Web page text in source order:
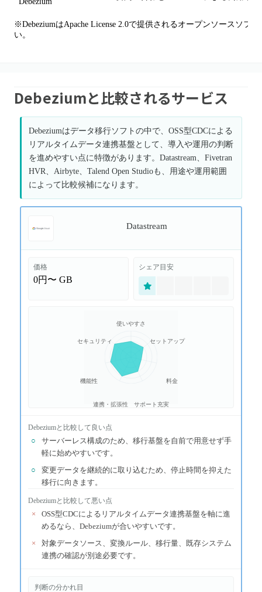
※DebeziumはApache License 2.0で提供されるオープンソースソフ
い。
Debeziumと比較されるサービス
Debeziumはデータ移行ソフトの中で、OSS型CDCによる
リアルタイムデータ連携基盤として、導入や運用の判断
を進めやすい点に特徴があります。Datastream、Fivetran
HVR、Airbyte、Talend Open Studioも、用途や運用範囲
によって比較候補になります。
Datastream
価格
0円〜 GB
シェア目安
使いやすさ
セットアップ
料金
サポート充実
連携・拡張性
機能性
セキュリティ
Debeziumと比較して良い点
○
サーバーレス構成のため、移行基盤を自前で用意せず手
軽に始めやすいです。
○
変更データを継続的に取り込むため、停止時間を抑えた
移行に向きます。
Debeziumと比較して悪い点
×
OSS型CDCによるリアルタイムデータ連携基盤を軸に進
めるなら、Debeziumが合いやすいです。
×
対象データソース、変換ルール、移行量、既存システム
連携の確認が別途必要です。
判断の分かれ目